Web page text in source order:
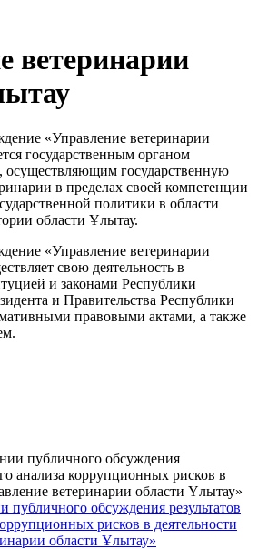
ветеринарии
«Управление ветеринарии
государственным органом
осуществляющим государственную
в пределах своей компетенции
политики в области
области Ұлытау.
«Управление ветеринарии
свою деятельность в
и законами Республики
и Правительства Республики
правовыми актами, а также
обсуждения результатов
рисков в деятельности
области Ұлытау»